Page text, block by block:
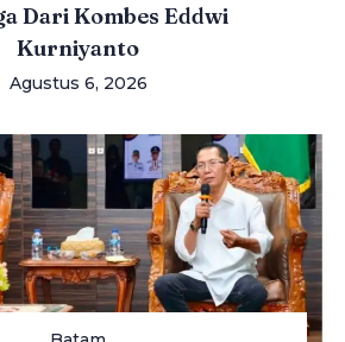
Dari Kombes Eddwi
Kurniyanto
Agustus 6, 2026